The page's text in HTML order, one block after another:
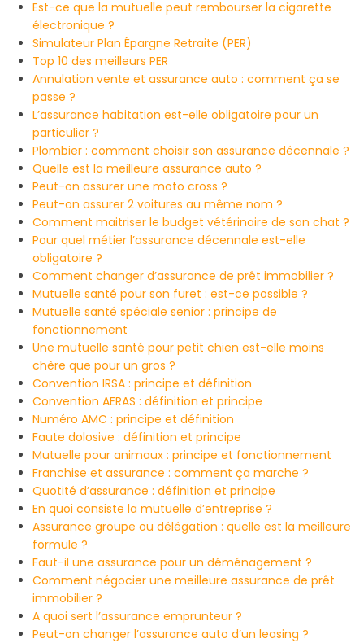
Est-ce que la mutuelle peut rembourser la cigarette
électronique ?
Simulateur Plan Épargne Retraite (PER)
Top 10 des meilleurs PER
Annulation vente et assurance auto : comment ça se
passe ?
L’assurance habitation est-elle obligatoire pour un
particulier ?
Plombier : comment choisir son assurance décennale ?
Quelle est la meilleure assurance auto ?
Peut-on assurer une moto cross ?
Peut-on assurer 2 voitures au même nom ?
Comment maitriser le budget vétérinaire de son chat ?
Pour quel métier l’assurance décennale est-elle
obligatoire ?
Comment changer d’assurance de prêt immobilier ?
Mutuelle santé pour son furet : est-ce possible ?
Mutuelle santé spéciale senior : principe de
fonctionnement
Une mutuelle santé pour petit chien est-elle moins
chère que pour un gros ?
Convention IRSA : principe et définition
Convention AERAS : définition et principe
Numéro AMC : principe et définition
Faute dolosive : définition et principe
Mutuelle pour animaux : principe et fonctionnement
Franchise et assurance : comment ça marche ?
Quotité d’assurance : définition et principe
En quoi consiste la mutuelle d’entreprise ?
Assurance groupe ou délégation : quelle est la meilleure
formule ?
Faut-il une assurance pour un déménagement ?
Comment négocier une meilleure assurance de prêt
immobilier ?
A quoi sert l’assurance emprunteur ?
Peut-on changer l’assurance auto d’un leasing ?